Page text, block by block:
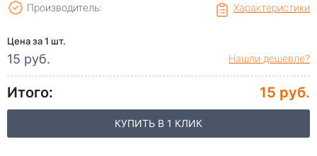
Характеристики
Производитель:
Цена за 1 шт.
15 руб. Нашли дешевле?
Итого: 15 руб.
КУПИТЬ В 1 КЛИК